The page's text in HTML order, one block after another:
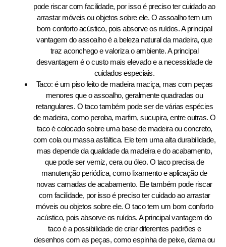
pode riscar com facilidade, por isso é preciso ter cuidado ao
arrastar móveis ou objetos sobre ele. O assoalho tem um
bom conforto acústico, pois absorve os ruídos. A principal
vantagem do assoalho é a beleza natural da madeira, que
traz aconchego e valoriza o ambiente. A principal
desvantagem é o custo mais elevado e a necessidade de
cuidados especiais.
Taco: é um piso feito de madeira maciça, mas com peças
menores que o assoalho, geralmente quadradas ou
retangulares. O taco também pode ser de várias espécies
de madeira, como peroba, marfim, sucupira, entre outras. O
taco é colocado sobre uma base de madeira ou concreto,
com cola ou massa asfáltica. Ele tem uma alta durabilidade,
mas depende da qualidade da madeira e do acabamento,
que pode ser verniz, cera ou óleo. O taco precisa de
manutenção periódica, como lixamento e aplicação de
novas camadas de acabamento. Ele também pode riscar
com facilidade, por isso é preciso ter cuidado ao arrastar
móveis ou objetos sobre ele. O taco tem um bom conforto
acústico, pois absorve os ruídos. A principal vantagem do
taco é a possibilidade de criar diferentes padrões e
desenhos com as peças, como espinha de peixe, dama ou